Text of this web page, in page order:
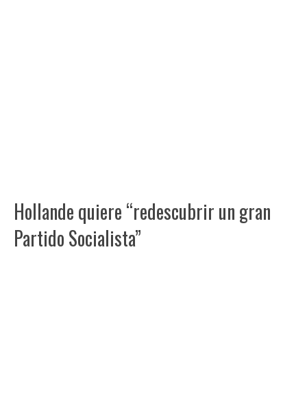
Hollande quiere “redescubrir un gran
Partido Socialista”